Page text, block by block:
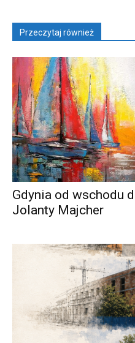
Przeczytaj również
Gdynia od wschodu
Jolanty Majcher